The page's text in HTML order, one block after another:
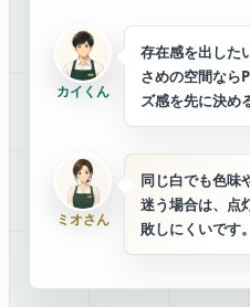
カイくん
存在感を出した
さめの空間なら
ズ感を先に決め
ミオさん
同じ白でも色味
迷う場合は、点
敗しにくいです。